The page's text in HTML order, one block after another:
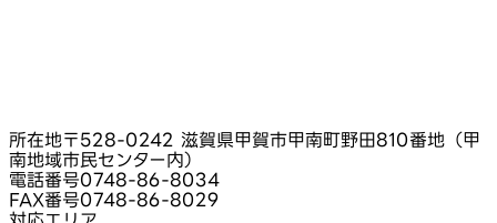
所在地〒528-0242 滋賀県甲賀市甲南町野田810番地（甲
南地域市民センター内）
電話番号0748-86-8034
FAX番号0748-86-8029